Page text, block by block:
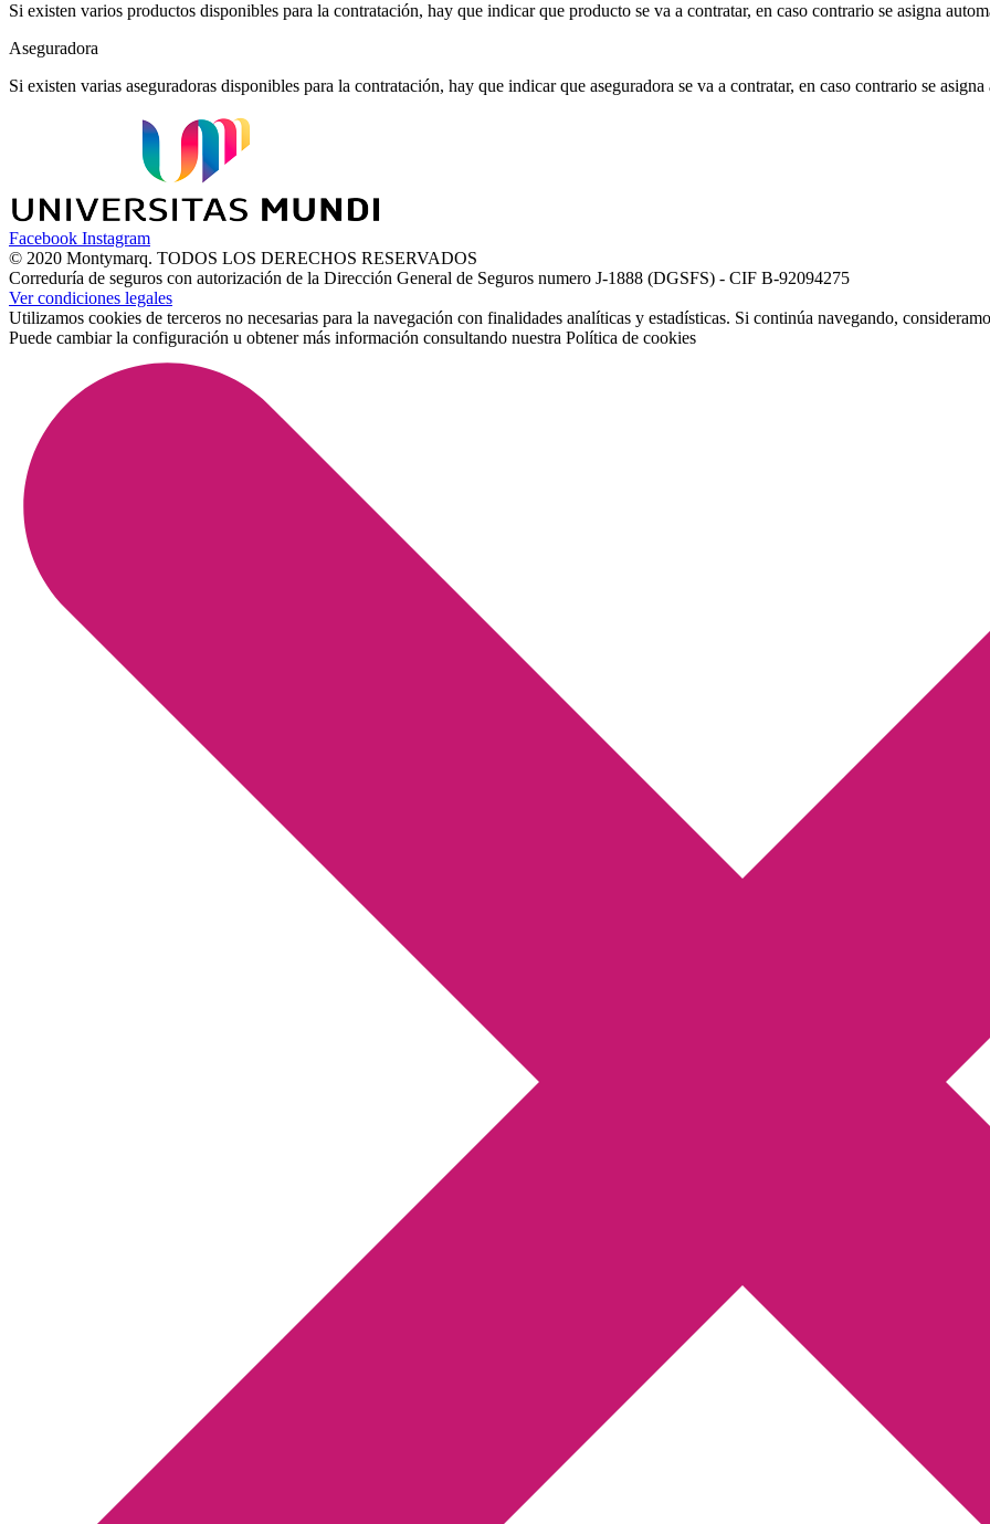
Si existen varios productos disponibles para la contratación, hay que indicar que producto se va a contratar, en caso contrario se asigna
Aseguradora
Si existen varias aseguradoras disponibles para la contratación, hay que indicar que aseguradora se va a contratar, en caso contrario se
Facebook Instagram
© 2020 Montymarq. TODOS LOS DERECHOS RESERVADOS
Correduría de seguros con autorización de la Dirección General de Seguros numero J-1888 (DGSFS) - CIF B-92094275
Ver condiciones legales
Utilizamos cookies de terceros no necesarias para la navegación con finalidades analíticas y estadísticas. Si continúa navegando,
Puede cambiar la configuración u obtener más información consultando nuestra Política de cookies